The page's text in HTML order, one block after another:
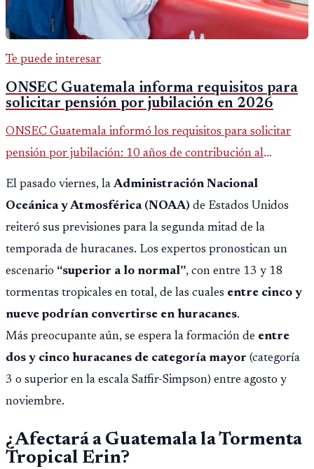
Te puede interesar
ONSEC Guatemala informa requisitos para
solicitar pensión por jubilación en 2026
ONSEC Guatemala informó los requisitos para solicitar
pensión por jubilación: 10 años de contribución al
El pasado viernes, laAdministración Nacional
Oceánica y Atmosférica (NOAA) de Estados Unidos
reiteró sus previsiones para la segunda mitad de la
temporada de huracanes. Los expertos pronostican un
escenario “superior a lo normal”, con entre 13 y 18
tormentas tropicales en total, de las cuales entre cinco y
nueve podrían convertirse en huracanes.
Más preocupante aún, se espera la formación de entre
dos y cinco huracanes de categoría mayor (categoría
3 o superior en la escala Saffir-Simpson) entre agosto y
noviembre.
¿Afectará a Guatemala la Tormenta
Tropical Erin?